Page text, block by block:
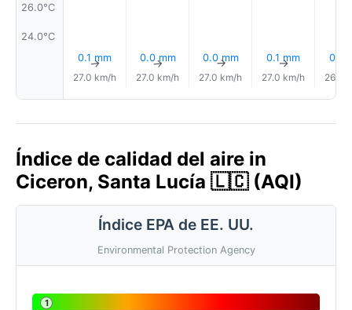
26.0°C
24.0°C
0.1 mm
↑
27.0 km/h
0.0 mm
↑
27.0 km/h
0.0 mm
↑
27.0 km/h
0.1 mm
↑
27.0 km/h
0.1
26.0
Índice de calidad del aire in
Ciceron, Santa Lucía 🇱🇨 (AQI)
Índice EPA de EE. UU.
Environmental Protection Agency
1